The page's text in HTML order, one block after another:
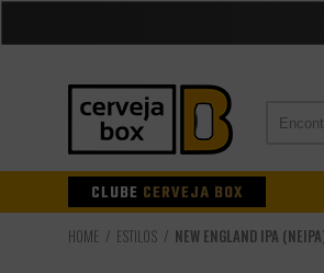
CLUBE CERVEJA BOX
ESTILOS NEW ENGLAND IPA